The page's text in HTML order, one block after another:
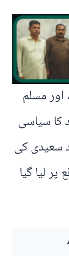
مسلم
کا سیاسی
سعیدی کی
لیا گیا